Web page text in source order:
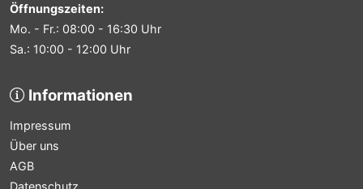
Öffnungszeiten:
Mo. - Fr.: 08:00 - 16:30 Uhr
Sa.: 10:00 - 12:00 Uhr
Informationen
Impressum
Über uns
AGB